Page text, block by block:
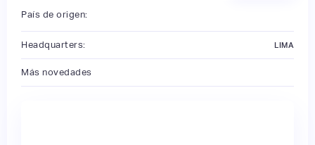
País de origen:
Headquarters: LIMA
Más novedades